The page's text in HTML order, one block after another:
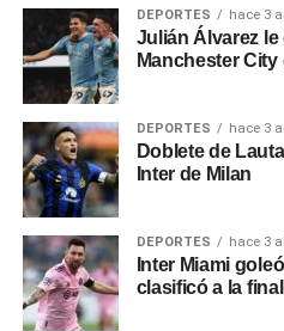
que por aquel entonces era un
brasileños con gol de Marinho.
quedaron eliminados en esa
Los dos volvieron a medirse en
disputado en el Mineirão que
la estadística marca que fue
positiva para el conjunto
definición por penales.(P12)
0
DEPORTES hace 3
Julián Álvarez le
Manchester
DEPORTES hace 3
Doblete de
Inter de Milan
DEPORTES hace 3
Inter Miami
clasificó a la